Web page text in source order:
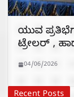
ಯುವ
ಟ್ರೇಲರ್ ,
04/06/2026